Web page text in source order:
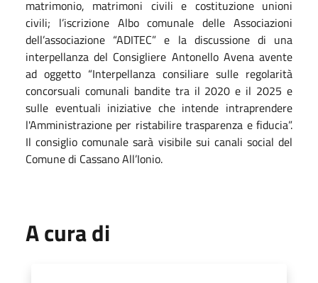
matrimonio, matrimoni civili e costituzione unioni
civili; l’iscrizione Albo comunale delle Associazioni
dell’associazione “ADITEC” e la discussione di una
interpellanza del Consigliere Antonello Avena avente
ad oggetto “Interpellanza consiliare sulle regolarità
concorsuali comunali bandite tra il 2020 e il 2025 e
sulle eventuali iniziative che intende intraprendere
l'Amministrazione per ristabilire trasparenza e fiducia”.
Il consiglio comunale sarà visibile sui canali social del
Comune di Cassano All’Ionio.
A cura di